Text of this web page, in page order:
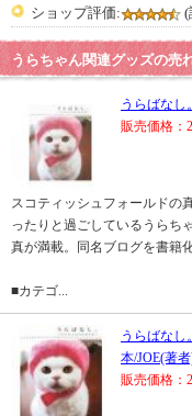
ショップ評価:
(
うらちゃん関連グッズの売
うらばなし
販売価格：
スコティッシュフォールドの
ったりと過ごしているうらち
真が満載。同名ブログを書籍化
■カテゴ...
うらばなし
本/JOE(著
販売価格：